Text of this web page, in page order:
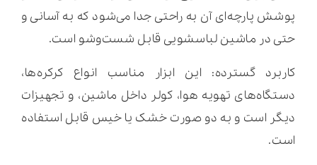
پوشش پارچه‌ای آن به راحتی جدا می‌شود که به آسانی و
حتی در ماشین لباسشویی قابل شست‌وشو است.
کاربرد گسترده: این ابزار مناسب انواع کرکره‌ها،
دستگاه‌های تهویه هوا، کولر داخل ماشین، و تجهیزات
دیگر است و به دو صورت خشک یا خیس قابل استفاده
است.